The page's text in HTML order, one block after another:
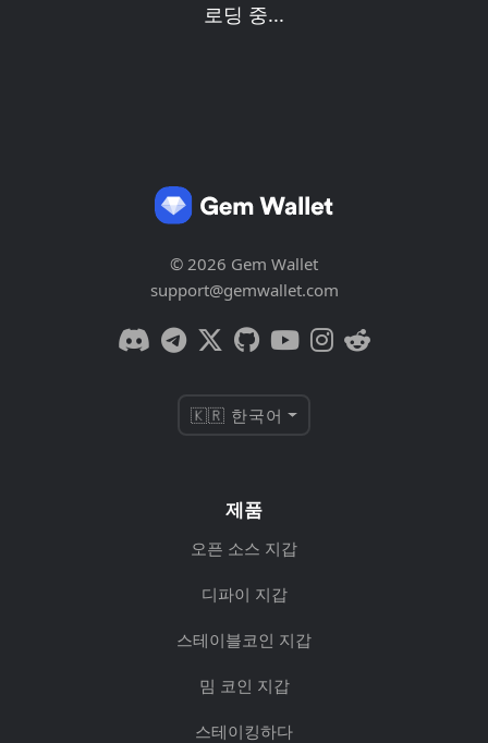
로딩 중...
© 2026 Gem Wallet
support@gemwallet.com
🇰🇷 한국어
제품
오픈 소스 지갑
디파이 지갑
스테이블코인 지갑
밈 코인 지갑
스테이킹하다